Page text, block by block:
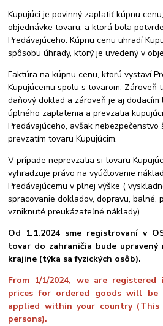
Kupujúci je povinný zaplatiť kúpnu
objednávke tovaru, a ktorá bola
Predávajúceho. Kúpnu cenu uhradí
spôsobu úhrady, ktorý je uvedený v
Faktúra na kúpnu cenu, ktorú vystaví
Kupujúcemu spolu s tovarom. Zároveň
daňový doklad a zároveň je aj dodacím
úplného zaplatenia a prevzatia
Predávajúceho, avšak
prevzatím tovaru Kupujúcim.
V prípade neprevzatia si tovaru
vyhradzuje právo na vyúčtovanie
Predávajúcemu v plnej výške (
spracovanie dokladov, dopravu, balné,
vzniknuté preukázateľné náklady).
Od 1.1.2024 sme registrovaní v
tovar do zahraničia bude upravený
krajine (týka sa fyzických osôb).
From 1/1/2024, we are
prices for ordered goods will be
applied within your country
persons).